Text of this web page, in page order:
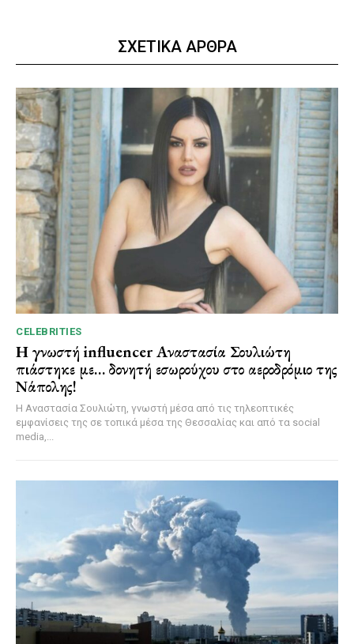
ΣΧΕΤΙΚΑ ΑΡΘΡΑ
CELEBRITIES
Η γνωστή influencer Αναστασία Σουλιώτη
πιάστηκε με… δονητή εσωρούχου στο αεροδρόμιο της
Νάπολης!
Η Αναστασία Σουλιώτη, γνωστή μέσα από τις τηλεοπτικές
εμφανίσεις της σε τοπικά μέσα της Θεσσαλίας και από τα social
media,...